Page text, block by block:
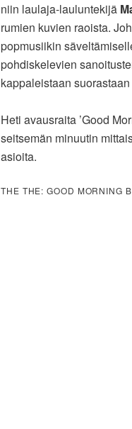
niin laulaja-lauluntekijä
rumien kuvien raoista.
popmusiikin
pohdiskelevien
kappaleistaan
Heti avausraita ’Good
seitsemän minuutin
asioita.
THE THE: GOOD MORNING